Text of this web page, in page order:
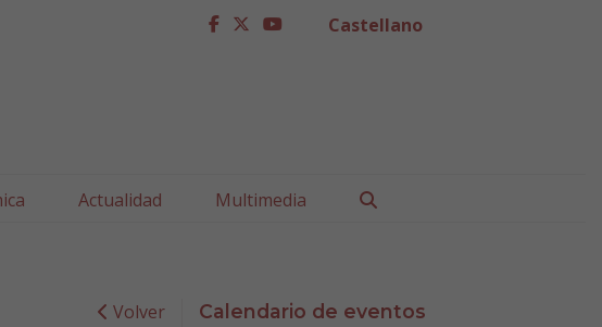
facebook
twitter
youtubeCastellano
Actualidad Multimedia
Volver Calendario de eventos